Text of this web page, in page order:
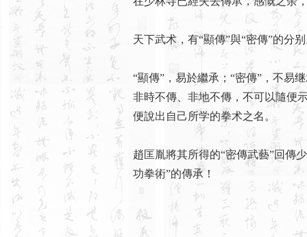
天下武术，有“顯傳”與“密傳”的分
“顯傳”，易於繼承；“密傳”，不易
非時不傳、非地不傳，不可以隨便
便說出自己所学的拳术之名。
趙匡胤將其所得的“密傳武藝”回傳
功拳術”的傳承！